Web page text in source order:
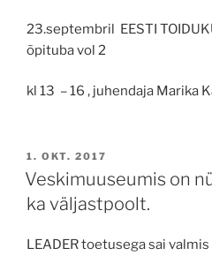
23.septembril EESTI
õpituba vol 2
kl 13 – 16 , juhendaja Marika
POSTED
ON
1. OKT. 2017
Veskimuuseumis on
ka väljastpoolt.
LEADER toetusega sai